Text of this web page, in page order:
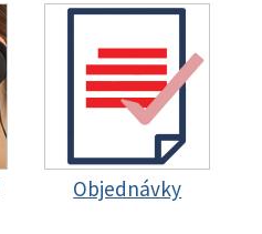
Objednávky